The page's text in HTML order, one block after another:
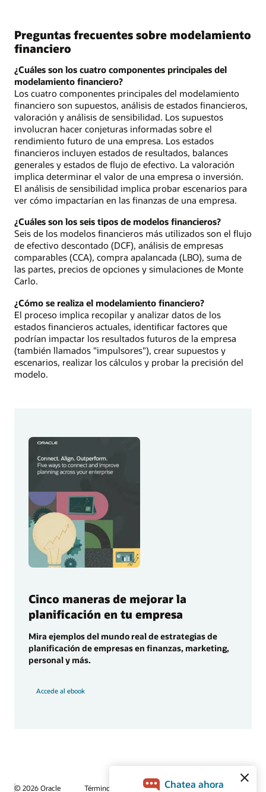
Preguntas frecuentes sobre modelamiento
financiero
¿Cuáles son los cuatro componentes principales del
modelamiento financiero?
Los cuatro componentes principales del modelamiento
financiero son supuestos, análisis de estados financieros,
valoración y análisis de sensibilidad. Los supuestos
involucran hacer conjeturas informadas sobre el
rendimiento futuro de una empresa. Los estados
financieros incluyen estados de resultados, balances
generales y estados de flujo de efectivo. La valoración
implica determinar el valor de una empresa o inversión.
El análisis de sensibilidad implica probar escenarios para
ver cómo impactarían en las finanzas de una empresa.
¿Cuáles son los seis tipos de modelos financieros?
Seis de los modelos financieros más utilizados son el flujo
de efectivo descontado (DCF), análisis de empresas
comparables (CCA), compra apalancada (LBO), suma de
las partes, precios de opciones y simulaciones de Monte
Carlo.
¿Cómo se realiza el modelamiento financiero?
El proceso implica recopilar y analizar datos de los
estados financieros actuales, identificar factores que
podrían impactar los resultados futuros de la empresa
(también llamados "impulsores"), crear supuestos y
escenarios, realizar los cálculos y probar la precisión del
modelo.
Cinco maneras de mejorar la
planificación en tu empresa
Mira ejemplos del mundo real de estrategias de
planificación de empresas en finanzas, marketing,
personal y más.
Accede al ebook
© 2026 Oracle Términos de uso y privacidad